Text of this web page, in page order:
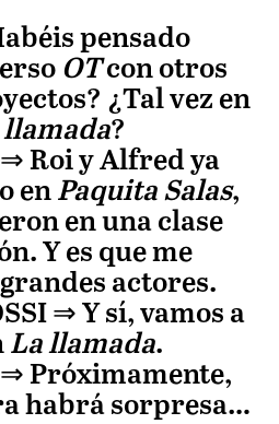
pensado
OTcon otros
¿Tal vez en
llamada?
⇒ Roi y Alfred ya
en Paquita Salas,
en una clase
Y es que me
actores.
⇒ Y sí, vamos a
La llamada.
⇒ Próximamente,
habrá sorpresa…